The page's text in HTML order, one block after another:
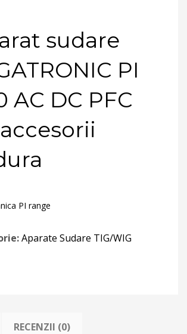
sudare
PI
AC DC PFC
PI range
Aparate Sudare TIG/WIG
RECENZII (0)